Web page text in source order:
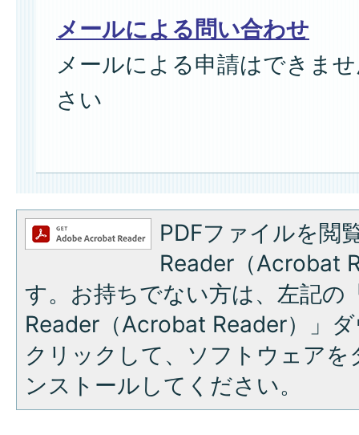
メールによる問い合わせ
メールによる申請はできま
さい
PDFファイルを閲
Reader（Acrobat
す。お持ちでない方は、左記の
Reader（Acrobat Reader）」
クリックして、ソフトウェア
ンストールしてください。